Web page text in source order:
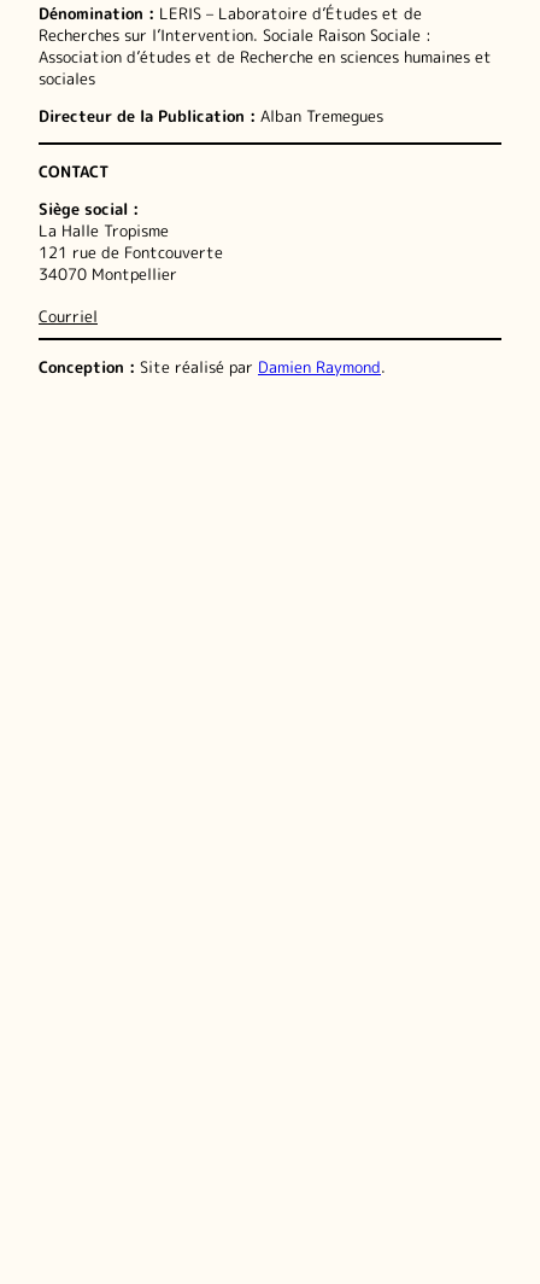
Dénomination : LERIS – Laboratoire d’Études et de
Recherches sur l’Intervention. Sociale Raison Sociale :
Association d’études et de Recherche en sciences humaines et
sociales
Directeur de la Publication : Alban Tremegues
CONTACT
Siège social :
La Halle Tropisme
121 rue de Fontcouverte
34070 Montpellier
Courriel
Conception : Site réalisé par Damien Raymond.